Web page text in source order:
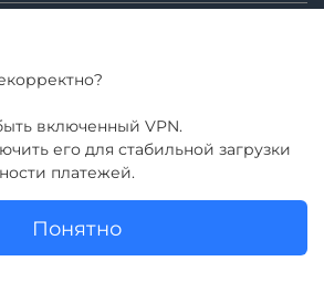
включенный VPN.
его для стабильной загрузки
платежей.
Понятно